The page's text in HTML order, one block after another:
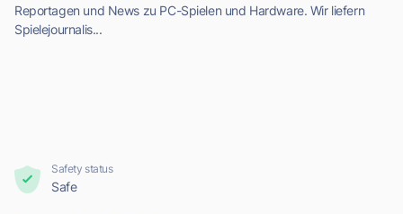
Reportagen und News zu PC-Spielen und Hardware. Wir liefern
Spielejournalis...
Safety status
Safe